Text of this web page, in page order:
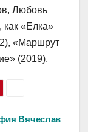
Любовь
как «Елка»
«Маршрут
(2019).
Вячеслав